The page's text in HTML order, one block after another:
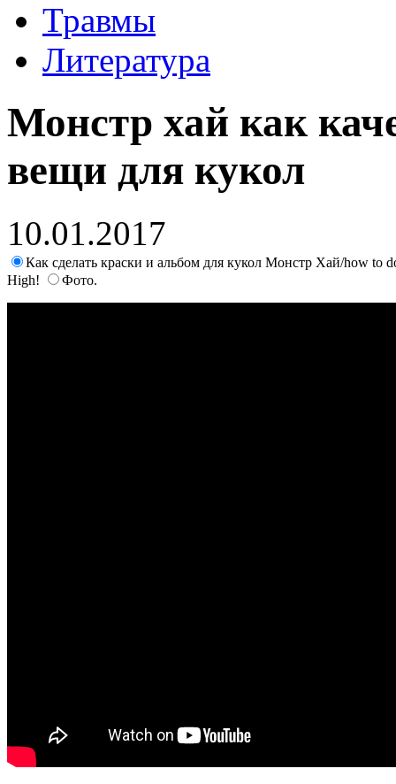
Травмы
Литература
Монстр хай как
вещи для кукол
10.01.2017
Как сделать краски и альбом для кукол Монстр Хай/how to
High!
Фото.